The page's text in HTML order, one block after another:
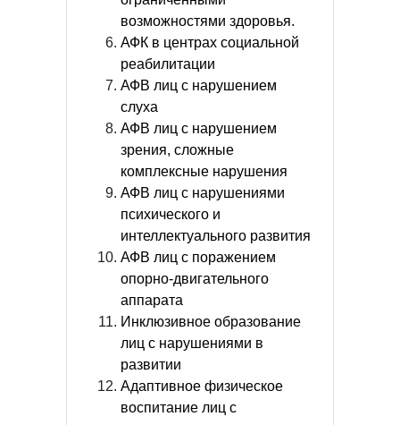
возможностями здоровья.
АФК в центрах социальной
реабилитации
АФВ лиц с нарушением
слуха
АФВ лиц с нарушением
зрения, сложные
комплексные нарушения
АФВ лиц с нарушениями
психического и
интеллектуального развития
АФВ лиц с поражением
опорно-двигательного
аппарата
Инклюзивное образование
лиц с нарушениями в
развитии
Адаптивное физическое
воспитание лиц с